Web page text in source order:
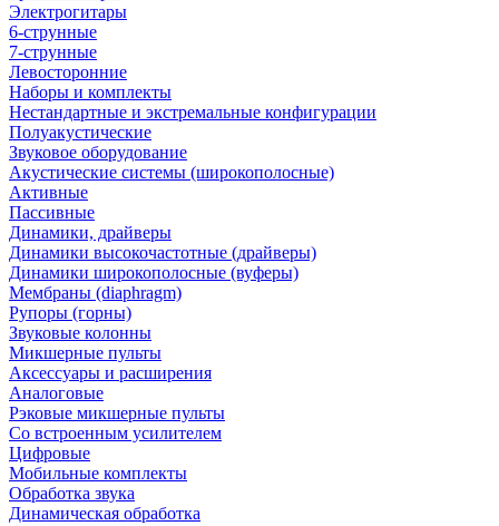
Электрогитары
6-струнные
7-струнные
Левосторонние
Наборы и комплекты
Нестандартные и экстремальные конфигурации
Полуакустические
Звуковое оборудование
Акустические системы (широкополосные)
Активные
Пассивные
Динамики, драйверы
Динамики высокочастотные (драйверы)
Динамики широкополосные (вуферы)
Мембраны (diaphragm)
Рупоры (горны)
Звуковые колонны
Микшерные пульты
Аксессуары и расширения
Аналоговые
Рэковые микшерные пульты
Со встроенным усилителем
Цифровые
Мобильные комплекты
Обработка звука
Динамическая обработка